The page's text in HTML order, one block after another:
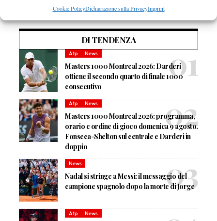
Cookie PolicyDichiarazione sulla PrivacyImprint
DI TENDENZA
Atp News
Masters 1000 Montreal 2026: Darderi
ottiene il secondo quarto di finale 1000
consecutivo
Atp News
Masters 1000 Montreal 2026: programma,
orario e ordine di gioco domenica 9 agosto.
Fonseca-Shelton sul centrale e Darderi in
doppio
News
Nadal si stringe a Messi: il messaggio del
campione spagnolo dopo la morte di Jorge
Atp News